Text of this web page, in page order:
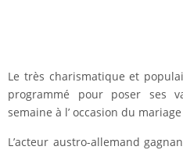
Le très charismatique et
programmé pour poser ses
semaine à l’ occasion du
L’acteur austro-allemand